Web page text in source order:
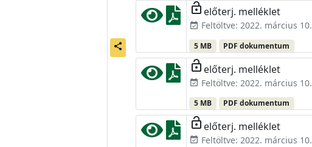
share
lock_open előterj. melléklet
event_available Feltöltve: 2022. március 10.
5 MB PDF dokumentum
lock_open előterj. melléklet
event_available Feltöltve: 2022. március 10.
5 MB PDF dokumentum
lock_open előterj. melléklet
event_available Feltöltve: 2022. március 10.